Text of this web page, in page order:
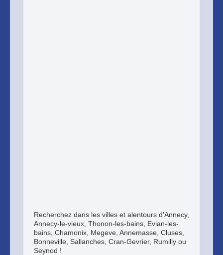
Recherchez dans les villes et alentours d'Annecy,
Annecy-le-vieux, Thonon-les-bains, Evian-les-
bains, Chamonix, Megeve, Annemasse, Cluses,
Bonneville, Sallanches, Cran-Gevrier, Rumilly ou
Seynod !